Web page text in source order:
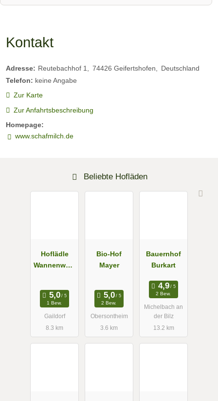
Kontakt
Adresse: Reutebachhof 1 74426 Geifertshofen
Deutschland
Telefon: keine Angabe
Zur Karte
Zur Anfahrtsbeschreibung
Homepage:
www.schafmilch.de
Beliebte Hofläden
Hoflädle
Wannenwets
1 Bew.
Gaildorf
8.3 km
Bio-Hof
Mayer
2 Bew.
Obersontheim
3.6 km
Bauernhof
Burkart
2 Bew.
Michelbach an
der Bilz
13.2 km